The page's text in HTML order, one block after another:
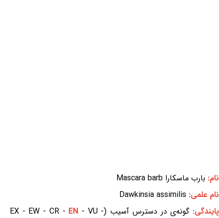
نام: بارب ماسکارا Mascara barb
نام علمی: Dawkinsia assimilis
پایندگی:گونه‌ی در دسترس آسیب (EX - EW - CR - EN - VU -